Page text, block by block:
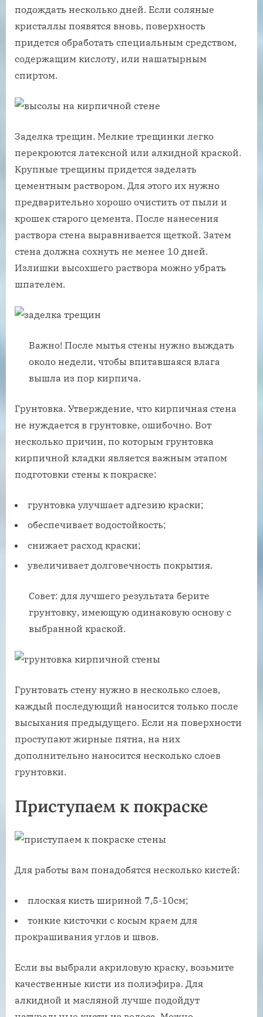
подождать несколько дней. Если соляные
кристаллы появятся вновь, поверхность
придется обработать специальным средством,
содержащим кислоту, или нашатырным
спиртом.
Заделка трещин. Мелкие трещинки легко
перекроются латексной или алкидной краской.
Крупные трещины придется заделать
цементным раствором. Для этого их нужно
предварительно хорошо очистить от пыли и
крошек старого цемента. После нанесения
раствора стена выравнивается щеткой. Затем
стена должна сохнуть не менее 10 дней.
Излишки высохшего раствора можно убрать
шпателем.
Важно! После мытья стены нужно выждать
около недели, чтобы впитавшаяся влага
вышла из пор кирпича.
Грунтовка. Утверждение, что кирпичная стена
не нуждается в грунтовке, ошибочно. Вот
несколько причин, по которым грунтовка
кирпичной кладки является важным этапом
подготовки стены к покраске:
грунтовка улучшает адгезию краски;
обеспечивает водостойкость;
снижает расход краски;
увеличивает долговечность покрытия.
Совет: для лучшего результата берите
грунтовку, имеющую одинаковую основу с
выбранной краской.
Грунтовать стену нужно в несколько слоев,
каждый последующий наносится только после
высыхания предыдущего. Если на поверхности
проступают жирные пятна, на них
дополнительно наносится несколько слоев
грунтовки.
Приступаем к покраске
Для работы вам понадобятся несколько кистей:
плоская кисть шириной 7,5-10см;
тонкие кисточки с косым краем для
прокрашивания углов и швов.
Если вы выбрали акриловую краску, возьмите
качественные кисти из полиэфира. Для
алкидной и масляной лучше подойдут